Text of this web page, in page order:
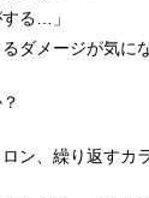
る…」
ダメージが気に
ン、繰り返すカ